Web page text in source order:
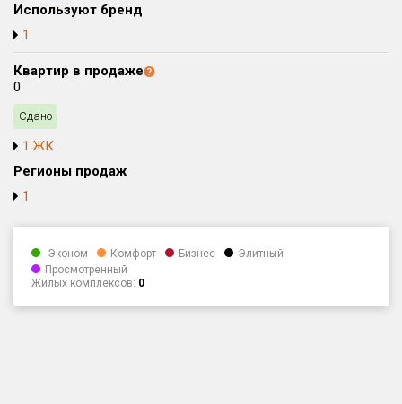
Вид объекта
Кол-во комнат
от до
с продажами
Используют бренд
1
Квартир в продаже
0
Сдано
1 ЖК
Регионы продаж
1
Эконом Комфорт Бизнес
Элитный
Просмотренный
Жилых комплексов: 0